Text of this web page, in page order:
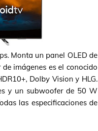
Monta un panel OLED de
imágenes es el conocido
Dolby Vision y HLG.
y un subwoofer de 50 W
las especificaciones de